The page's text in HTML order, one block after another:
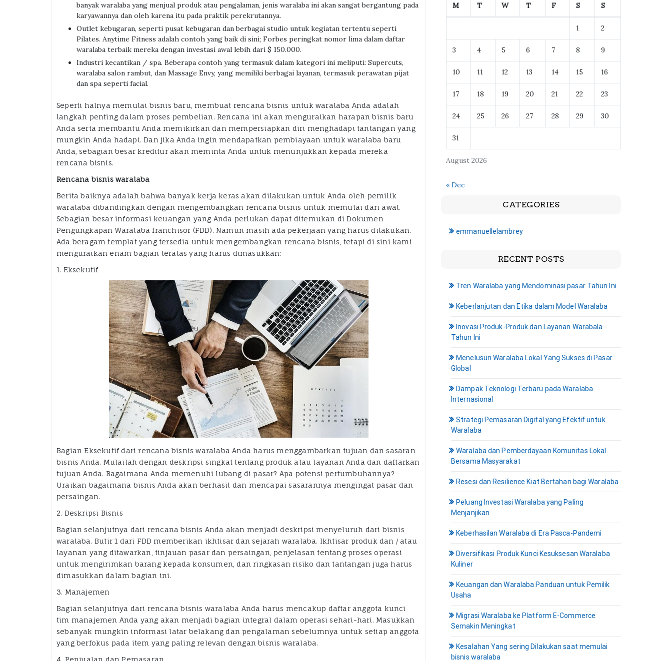
banyak waralaba yang menjual produk atau pengalaman, jenis waralaba ini akan sangat bergantung pada
karyawannya dan oleh karena itu pada praktik perekrutannya.
Outlet kebugaran, seperti pusat kebugaran dan berbagai studio untuk kegiatan tertentu seperti
Pilates. Anytime Fitness adalah contoh yang baik di sini; Forbes peringkat nomor lima dalam daftar
waralaba terbaik mereka dengan investasi awal lebih dari $ 150.000.
Industri kecantikan / spa. Beberapa contoh yang termasuk dalam kategori ini meliputi: Supercuts,
waralaba salon rambut, dan Massage Envy, yang memiliki berbagai layanan, termasuk perawatan pijat
dan spa seperti facial.
Seperti halnya memulai bisnis baru, membuat rencana bisnis untuk waralaba Anda adalah
langkah penting dalam proses pembelian. Rencana ini akan menguraikan harapan bisnis baru
Anda serta membantu Anda memikirkan dan mempersiapkan diri menghadapi tantangan yang
mungkin Anda hadapi. Dan jika Anda ingin mendapatkan pembiayaan untuk waralaba baru
Anda, sebagian besar kreditur akan meminta Anda untuk menunjukkan kepada mereka
rencana bisnis.
Rencana bisnis waralaba
Berita baiknya adalah bahwa banyak kerja keras akan dilakukan untuk Anda oleh pemilik
waralaba dibandingkan dengan mengembangkan rencana bisnis untuk memulai dari awal.
Sebagian besar informasi keuangan yang Anda perlukan dapat ditemukan di Dokumen
Pengungkapan Waralaba franchisor (FDD). Namun masih ada pekerjaan yang harus dilakukan.
Ada beragam templat yang tersedia untuk mengembangkan rencana bisnis, tetapi di sini kami
menguraikan enam bagian teratas yang harus dimasukkan:
1. Eksekutif
Bagian Eksekutif dari rencana bisnis waralaba Anda harus menggambarkan tujuan dan sasaran
bisnis Anda. Mulailah dengan deskripsi singkat tentang produk atau layanan Anda dan daftarkan
tujuan Anda. Bagaimana Anda memenuhi lubang di pasar? Apa potensi pertumbuhannya?
Uraikan bagaimana bisnis Anda akan berhasil dan mencapai sasarannya mengingat pasar dan
persaingan.
2. Deskripsi Bisnis
Bagian selanjutnya dari rencana bisnis Anda akan menjadi deskripsi menyeluruh dari bisnis
waralaba. Butir 1 dari FDD memberikan ikhtisar dan sejarah waralaba. Ikhtisar produk dan / atau
layanan yang ditawarkan, tinjauan pasar dan persaingan, penjelasan tentang proses operasi
untuk mengirimkan barang kepada konsumen, dan ringkasan risiko dan tantangan juga harus
dimasukkan dalam bagian ini.
3. Manajemen
Bagian selanjutnya dari rencana bisnis waralaba Anda harus mencakup daftar anggota kunci
tim manajemen Anda yang akan menjadi bagian integral dalam operasi sehari-hari. Masukkan
sebanyak mungkin informasi latar belakang dan pengalaman sebelumnya untuk setiap anggota
yang berfokus pada item yang paling relevan dengan bisnis waralaba.
4. Penjualan dan Pemasaran
August 2026
M T W T F S S
1 2
3 4 5 6 7 8 9
10 11 12 13 14 15 16
17 18 19 20 21 22 23
24 25 26 27 28 29 30
31
« Dec
CATEGORIES
emmanuellelambrey
RECENT POSTS
Tren Waralaba yang Mendominasi pasar Tahun Ini
Keberlanjutan dan Etika dalam Model Waralaba
Inovasi Produk-Produk dan Layanan Warabala
Tahun Ini
Menelusuri Waralaba Lokal Yang Sukses di Pasar
Global
Dampak Teknologi Terbaru pada Waralaba
Internasional
Strategi Pemasaran Digital yang Efektif untuk
Waralaba
Waralaba dan Pemberdayaan Komunitas Lokal
Bersama Masyarakat
Resesi dan Resilience Kiat Bertahan bagi Waralaba
Peluang Investasi Waralaba yang Paling
Menjanjikan
Keberhasilan Waralaba di Era Pasca-Pandemi
Diversifikasi Produk Kunci Kesuksesan Waralaba
Kuliner
Keuangan dan Waralaba Panduan untuk Pemilik
Usaha
Migrasi Waralaba ke Platform E-Commerce
Semakin Meningkat
Kesalahan Yang sering Dilakukan saat memulai
bisnis waralaba